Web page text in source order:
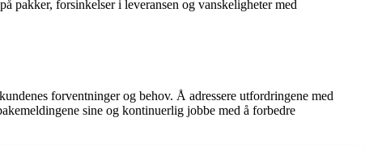
pakker, forsinkelser i leveransen og vanskeligheter med
forventninger og behov. Å adressere utfordringene med
sine og kontinuerlig jobbe med å forbedre